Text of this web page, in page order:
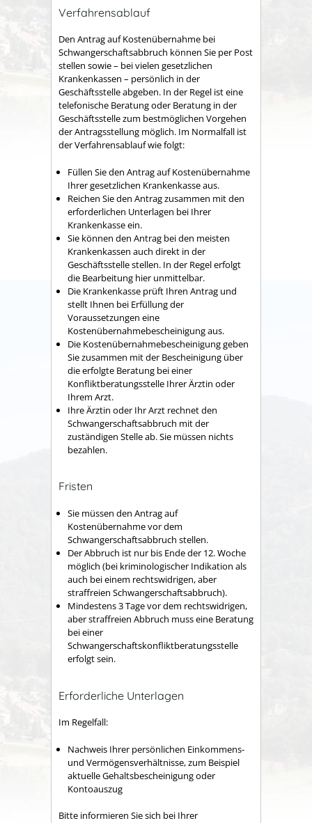
Verfahrensablauf
Den Antrag auf Kostenübernahme bei
Schwangerschaftsabbruch können Sie per Post
stellen sowie – bei vielen gesetzlichen
Krankenkassen – persönlich in der
Geschäftsstelle abgeben. In der Regel ist eine
telefonische Beratung oder Beratung in der
Geschäftsstelle zum bestmöglichen Vorgehen
der Antragsstellung möglich. Im Normalfall ist
der Verfahrensablauf wie folgt:
Füllen Sie den Antrag auf Kostenübernahme
Ihrer gesetzlichen Krankenkasse aus.
Reichen Sie den Antrag zusammen mit den
erforderlichen Unterlagen bei Ihrer
Krankenkasse ein.
Sie können den Antrag bei den meisten
Krankenkassen auch direkt in der
Geschäftsstelle stellen. In der Regel erfolgt
die Bearbeitung hier unmittelbar.
Die Krankenkasse prüft Ihren Antrag und
stellt Ihnen bei Erfüllung der
Voraussetzungen eine
Kostenübernahmebescheinigung aus.
Die Kostenübernahmebescheinigung geben
Sie zusammen mit der Bescheinigung über
die erfolgte Beratung bei einer
Konfliktberatungsstelle Ihrer Ärztin oder
Ihrem Arzt.
Ihre Ärztin oder Ihr Arzt rechnet den
Schwangerschaftsabbruch mit der
zuständigen Stelle ab. Sie müssen nichts
bezahlen.
Fristen
Sie müssen den Antrag auf
Kostenübernahme vor dem
Schwangerschaftsabbruch stellen.
Der Abbruch ist nur bis Ende der 12. Woche
möglich (bei kriminologischer Indikation als
auch bei einem rechtswidrigen, aber
straffreien Schwangerschaftsabbruch).
Mindestens 3 Tage vor dem rechtswidrigen,
aber straffreien Abbruch muss eine Beratung
bei einer
Schwangerschaftskonfliktberatungsstelle
erfolgt sein.
Erforderliche Unterlagen
Im Regelfall:
Nachweis Ihrer persönlichen Einkommens-
und Vermögensverhältnisse, zum Beispiel
aktuelle Gehaltsbescheinigung oder
Kontoauszug
Bitte informieren Sie sich bei Ihrer